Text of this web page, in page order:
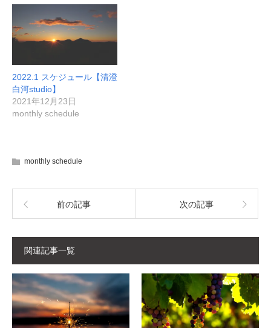
2022.1 スケジュール【清澄
白河studio】
2021年12月23日
monthly schedule
monthly schedule
前の記事 次の記事
関連記事一覧